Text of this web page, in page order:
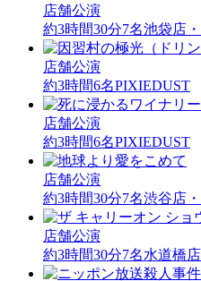
店舗公演
約3時間30分7名池袋店
店舗公演
約3時間6名PIXIEDUST
店舗公演
約3時間6名PIXIEDUST
店舗公演
約3時間30分7名渋谷店
店舗公演
約3時間30分7名水道橋店